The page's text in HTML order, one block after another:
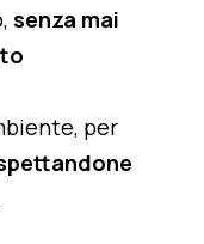
senza mai
per